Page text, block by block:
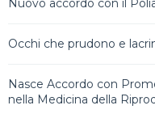
Nuovo accordo con il
Occhi che prudono e
Nasce Accordo con
nella Medicina della